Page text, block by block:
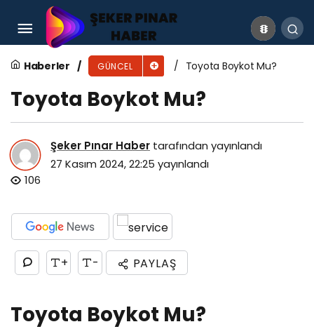
Haberler GÜNCEL Toyota Boykot Mu?
Toyota Boykot Mu?
Şeker Pınar Haber tarafından yayınlandı
27 Kasım 2024, 22:25 yayınlandı
106
+ - PAYLAŞ
Toyota Boykot Mu?
Ruffles Boykot Mu?